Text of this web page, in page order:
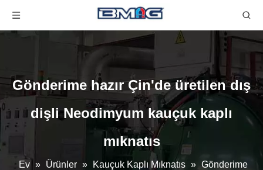
Gönderime hazır Çin'de üretilen dış
dişli Neodimyum kauçuk kaplı
mıknatıs
Ev » Ürünler » Kauçuk Kaplı Mıknatıs » Gönderime